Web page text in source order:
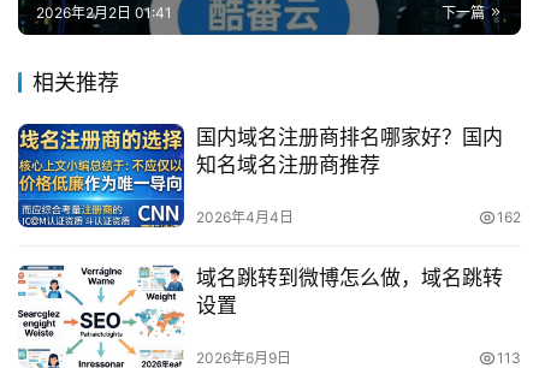
下一篇
2026年2月2日 01:41
相关推荐
国内域名注册商排名哪家好？国内
知名域名注册商推荐
2026年4月4日 162
域名跳转到微博怎么做，域名跳转
设置
2026年6月9日 113